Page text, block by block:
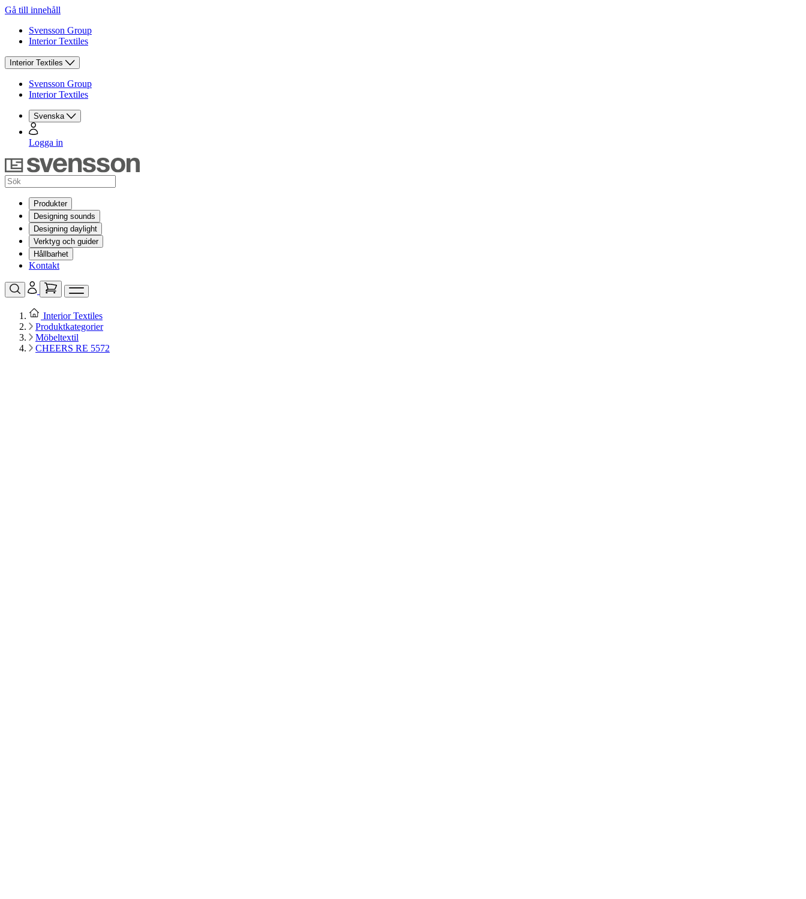
Gå till innehåll
Svensson Group
Interior Textiles
Interior Textiles
Svensson Group
Interior Textiles
Svenska
Logga in
Produkter
Designing sounds
Designing daylight
Verktyg och guider
Hållbarhet
Kontakt
Interior Textiles
Produktkategorier
Möbeltextil
CHEERS RE 5572